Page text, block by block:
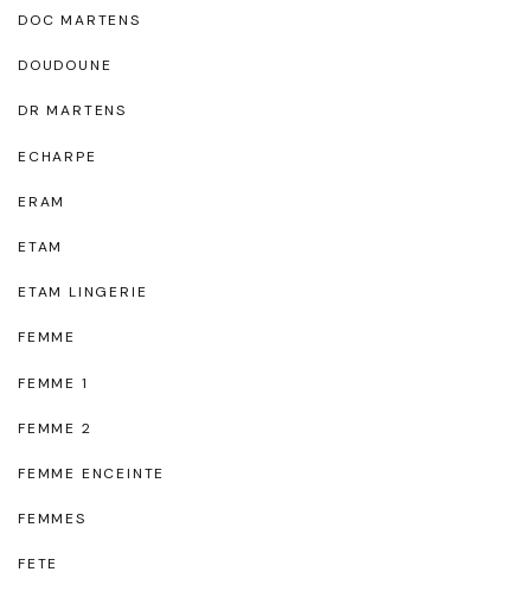
DOC MARTENS
DOUDOUNE
DR MARTENS
ECHARPE
ERAM
ETAM
ETAM LINGERIE
FEMME
FEMME 1
FEMME 2
FEMME ENCEINTE
FEMMES
FETE